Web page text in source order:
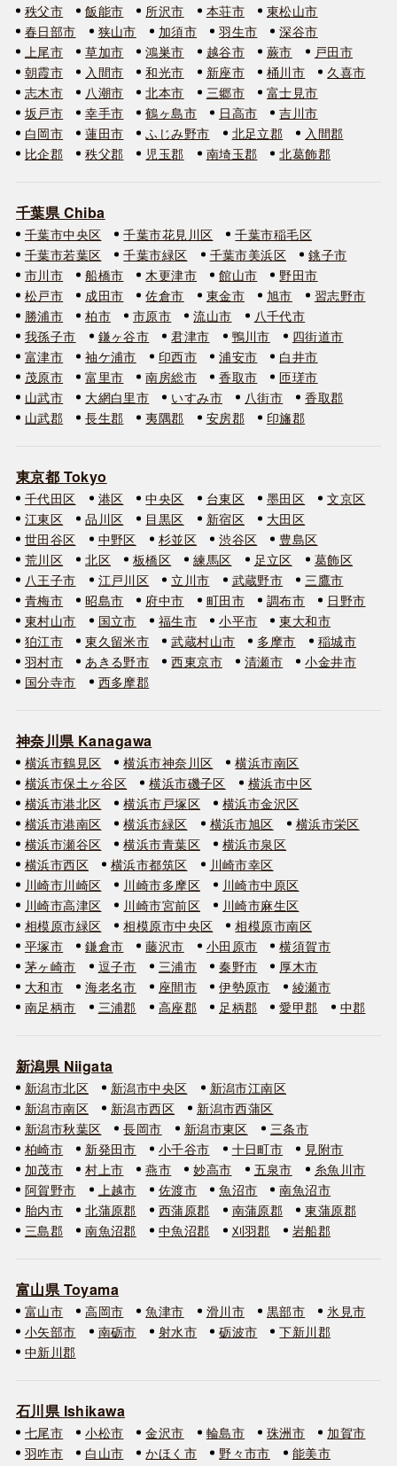
秩父市
飯能市 所沢市 本荘市
東松山市
春日部市
狭山市 加須市 羽生市
深谷市
上尾市
草加市 鴻巣市 越谷市 蕨市
戸田市
朝霞市
入間市 和光市 新座市 桶川市
久喜市
志木市
八潮市 北本市 三郷市
富士見市
坂戸市
幸手市 鶴ヶ島市 日高市
吉川市
白岡市
蓮田市 ふじみ野市 北足立郡
入間郡
比企郡
秩父郡 児玉郡 南埼玉郡 北葛飾郡
千葉県 Chiba
千葉市中央区 千葉市花見川区
千葉市稲毛区
千葉市若葉区
千葉市緑区 千葉市美浜区
銚子市
市川市
船橋市 木更津市 館山市
野田市
松戸市
成田市 佐倉市 東金市 旭市
習志野市
勝浦市
柏市 市原市 流山市
八千代市
我孫子市
鎌ヶ谷市 君津市 鴨川市
四街道市
富津市
袖ケ浦市 印西市 浦安市
白井市
茂原市
富里市 南房総市 香取市
匝瑳市
山武市
大網白里市 いすみ市 八街市
香取郡
山武郡
長生郡 夷隅郡 安房郡 印旛郡
東京都 Tokyo
千代田区 港区 中央区 台東区 墨田区
文京区
江東区
品川区 目黒区 新宿区
大田区
世田谷区
中野区 杉並区 渋谷区
豊島区
荒川区
北区 板橋区 練馬区 足立区
葛飾区
八王子市
江戸川区 立川市 武蔵野市
三鷹市
青梅市
昭島市 府中市 町田市 調布市
日野市
東村山市
国立市 福生市 小平市
東大和市
狛江市
東久留米市 武蔵村山市 多摩市
稲城市
羽村市
あきる野市 西東京市 清瀬市
小金井市
国分寺市
西多摩郡
神奈川県 Kanagawa
横浜市鶴見区 横浜市神奈川区
横浜市南区
横浜市保土ヶ谷区
横浜市磯子区
横浜市中区
横浜市港北区
横浜市戸塚区
横浜市金沢区
横浜市港南区
横浜市緑区 横浜市旭区
横浜市栄区
横浜市瀬谷区
横浜市青葉区
横浜市泉区
横浜市西区
横浜市都筑区
川崎市幸区
川崎市川崎区
川崎市多摩区
川崎市中原区
川崎市高津区
川崎市宮前区
川崎市麻生区
相模原市緑区
相模原市中央区
相模原市南区
平塚市
鎌倉市 藤沢市 小田原市
横須賀市
茅ヶ崎市
逗子市 三浦市 秦野市
厚木市
大和市
海老名市 座間市 伊勢原市
綾瀬市
南足柄市
三浦郡 高座郡 足柄郡 愛甲郡 中郡
新潟県 Niigata
新潟市北区 新潟市中央区
新潟市江南区
新潟市南区
新潟市西区
新潟市西蒲区
新潟市秋葉区
長岡市 新潟市東区
三条市
柏崎市
新発田市 小千谷市 十日町市
見附市
加茂市
村上市 燕市 妙高市 五泉市
糸魚川市
阿賀野市
上越市 佐渡市 魚沼市
南魚沼市
胎内市
北蒲原郡 西蒲原郡 南蒲原郡
東蒲原郡
三島郡
南魚沼郡 中魚沼郡 刈羽郡 岩船郡
富山県 Toyama
富山市 高岡市 魚津市 滑川市 黒部市
氷見市
小矢部市
南砺市 射水市 砺波市
下新川郡
中新川郡
石川県 Ishikawa
七尾市 小松市 金沢市 輪島市 珠洲市
加賀市
羽咋市
白山市 かほく市 野々市市
能美市